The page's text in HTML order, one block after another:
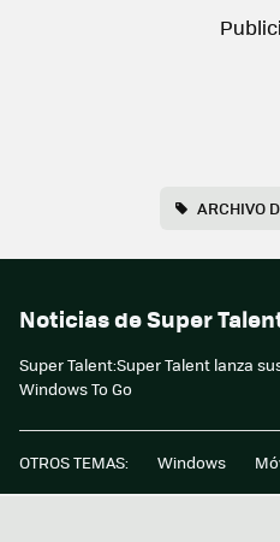
ARCHIVO
Noticias de Super
Super Talent:Super Talent lanza
Windows To Go
OTROS TEMAS: Windows